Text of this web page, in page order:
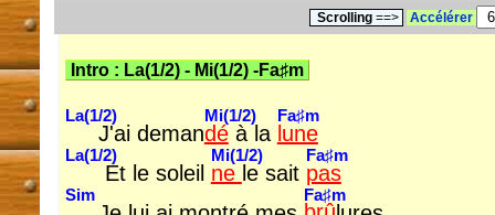
Scrolling ==> Accélérer
Intro : La(1/2)- Mi(1/2)-Fa♯m
La(1/2)
J'ai deman
Mi(1/2)
déà la
Fa♯m
lune
La(1/2)
Et le soleil
Mi(1/2)
ne le sait
Fa♯m
pas
Sim Fa♯m